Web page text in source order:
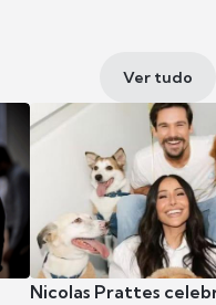
Ver tudo
Nicolas Prattes